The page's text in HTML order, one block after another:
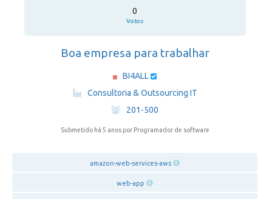
0
Votos
Boa empresa para trabalhar
BI4ALL
·
Consultoria & Outsourcing IT
·
201-500
Submetido há 5 anos por Programador de software
amazon-web-services-aws
web-app